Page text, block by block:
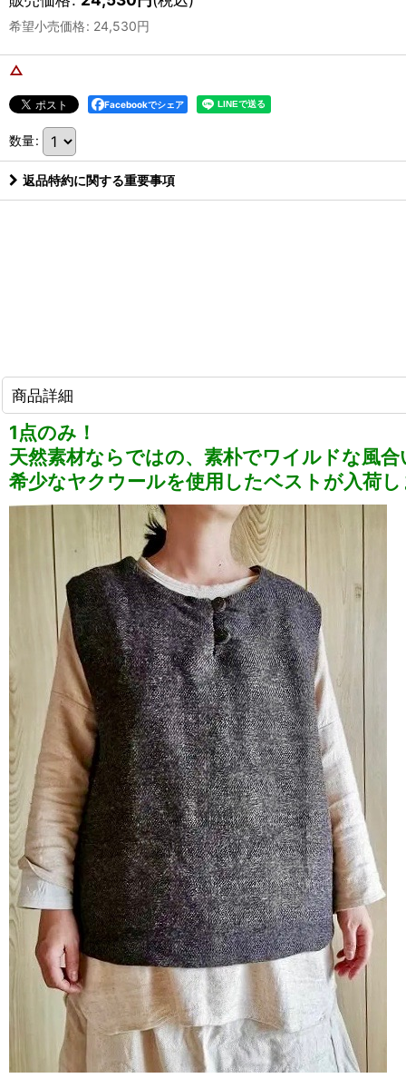
希望小売価格: 24,530円
△
Facebookでシェア
数量:
返品特約に関する重要事項
商品詳細
1点のみ！
天然素材ならではの、素朴でワイルドな風
希少なヤクウールを使用したベストが入荷